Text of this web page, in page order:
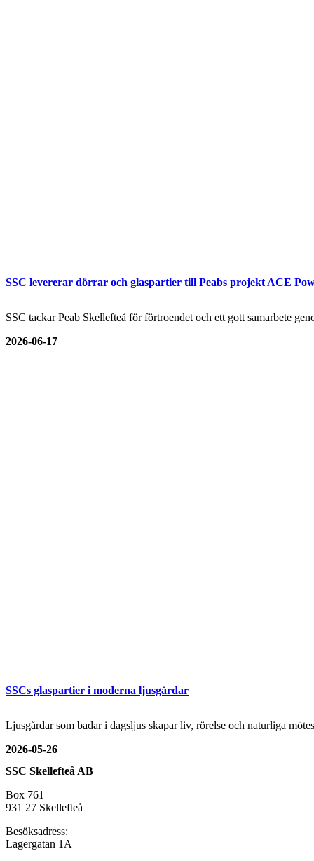
SSC levererar dörrar och glaspartier till Peabs projekt ACE
SSC tackar Peab Skellefteå för förtroendet och ett gott samarbete
2026-06-17
SSCs glaspartier i moderna ljusgårdar
Ljusgårdar som badar i dagsljus skapar liv, rörelse och naturliga
2026-05-26
SSC Skellefteå AB
Box 761
931 27 Skellefteå
Besöksadress:
Lagergatan 1A